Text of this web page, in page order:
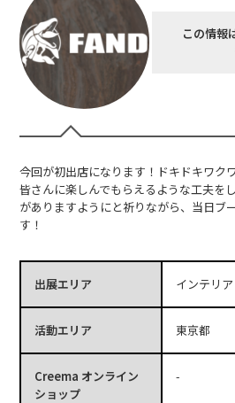
この情報
今回が初出店になります！ドキドキワク
皆さんに楽しんでもらえるような工夫を
がありますようにと祈りながら、当日ブ
す！
出展エリア インテリ
活動エリア 東京都
Creema オンライン
ショップ
-